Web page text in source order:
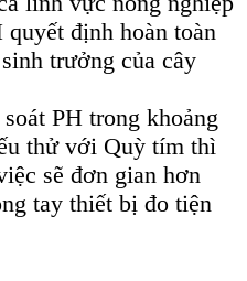
định hoàn toàn
trưởng của cây
PH trong khoảng
thử với Quỳ tím thì
sẽ đơn gian hơn
tay thiết bị đo tiện